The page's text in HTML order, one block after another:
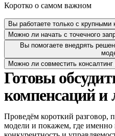
Коротко о самом важном
Вы работаете только с крупными
Можно ли начать с точечного
Вы помогаете внедрять
Можно ли совместить консалтинг
Готовы
компенсаций и
Проведём короткий разговор,
модели и покажем, где именно